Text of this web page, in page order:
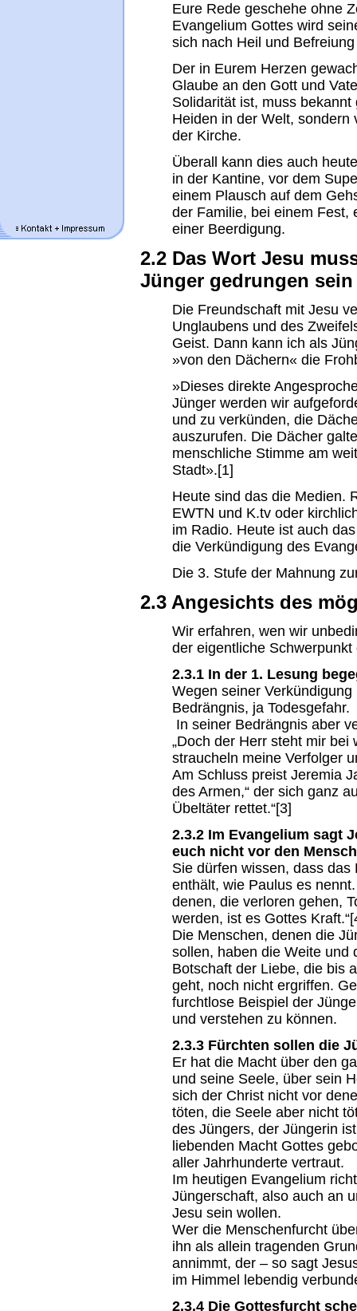
Eure Rede geschehe ohne
Evangelium Gottes wird
sich nach Heil und
Der in Eurem Herzen
Glaube an den Gott und
Solidarität ist, muss
Heiden in der Welt,
der Kirche.
Überall kann dies auch
in der Kantine, vor dem
einem Plausch auf dem
der Familie, bei einem Fest,
einer Beerdigung.
2.2 Das Wort Jesu
Jünger gedrungen sein
Die Freundschaft mit Jesu
Unglaubens und des
Geist. Dann kann ich als
»von den Dächern« die
»Dieses direkte
Jünger werden wir
und zu verkünden, die
auszurufen. Die Dächer
menschliche Stimme am
Stadt».[1]
Heute sind das die Medien.
EWTN und K.tv oder
im Radio. Heute ist auch
die Verkündigung des
Die 3. Stufe der Mahnung
2.3 Angesichts des
Wir erfahren, wen wir
der eigentliche
2.3.1 In der 1. Lesung
Wegen seiner
Bedrängnis, ja Todesgefahr.
In seiner Bedrängnis aber
„Doch der Herr steht mir
straucheln meine Verfolger
Am Schluss preist Jeremia
des Armen,“ der sich ganz
Übeltäter rettet.“[3]
2.3.2 Im Evangelium sagt
euch nicht vor den
Sie dürfen wissen, dass
enthält, wie Paulus es
denen, die verloren gehen,
werden, ist es Gottes
Die Menschen, denen die
sollen, haben die Weite und
Botschaft der Liebe, die bis
geht, noch nicht ergriffen.
furchtlose Beispiel der
und verstehen zu können.
2.3.3 Fürchten sollen die
Er hat die Macht über den
und seine Seele, über sein
sich der Christ nicht vor
töten, die Seele aber nicht
des Jüngers, der Jüngerin
liebenden Macht Gottes
aller Jahrhunderte vertraut.
Im heutigen Evangelium
Jüngerschaft, also auch an
Jesu sein wollen.
Wer die Menschenfurcht
ihn als allein tragenden
annimmt, der – so sagt
im Himmel lebendig
2.3.4 Die Gottesfurcht